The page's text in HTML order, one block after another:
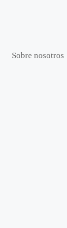
Sobre nosotros